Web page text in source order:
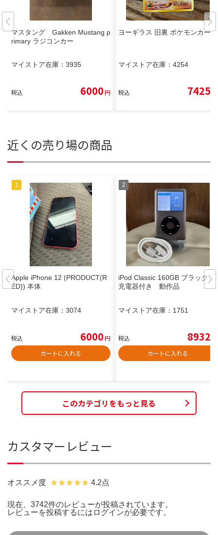
マスタング Gakken Mustang p
rimary ラジコンカー
マイストア在庫： 3935
税込 6000円
ヨーギラス 旧裏 ポケモンカード
マイストア在庫： 4254
税込 7425
近くの売り場の商品
Apple iPhone 12 (PRODUCT(R
ED)) 本体
マイストア在庫： 3074
税込 6000円
カートに入れる
iPod Classic 160GB ブラック
充電器付き 動作品
マイストア在庫： 1751
税込 8932
カートに入れる
このカテゴリをもっと見る
カスタマーレビュー
オススメ度 4.2点
現在、3742件のレビューが投稿されています。
レビューを投稿するには ログインが必要です。